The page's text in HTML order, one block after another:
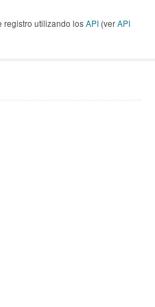
registro utilizando losAPI (verAPI